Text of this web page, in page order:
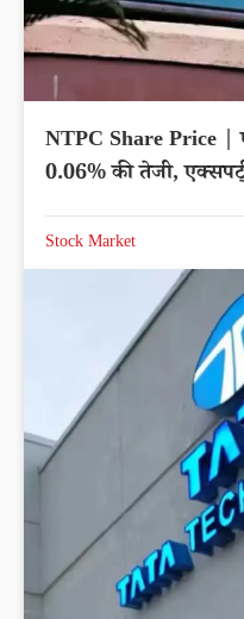
NTPC Share Price |
0.06% की तेजी,
Stock Market